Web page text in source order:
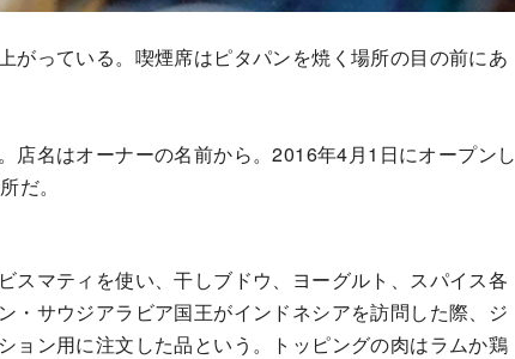
っている。喫煙席はピタパンを焼く場所の目の前にあ
名はオーナーの名前から。2016年4月1日にオープンし
だ。
スマティを使い、干しブドウ、ヨーグルト、スパイス各
・サウジアラビア国王がインドネシアを訪問した際、ジ
ョン用に注文した品という。トッピングの肉はラムか鶏